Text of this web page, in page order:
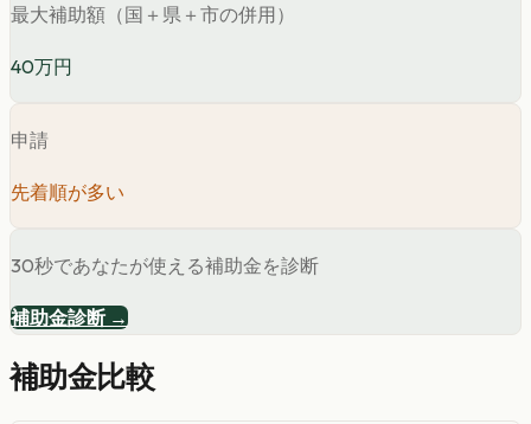
最大補助額（国＋県＋市の併用）
40万円
申請
先着順が多い
30秒であなたが使える補助金を診断
補助金診断 →
補助金比較